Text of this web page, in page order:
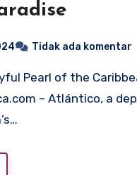
Tidak ada komentar
– Atlántico, a